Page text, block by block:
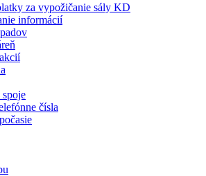
za vypožičanie sály KD
informácií
čísla